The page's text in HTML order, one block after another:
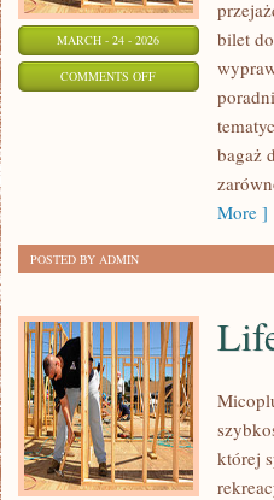
MARCH - 24 - 2026
COMMENTS OFFON
WEEKENDOWE
bilet
bagaż
More ]
POSTED BY ADMIN
której